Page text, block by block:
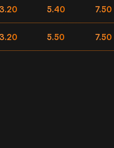
3.20 5.40 7.50
3.20 5.50 7.50